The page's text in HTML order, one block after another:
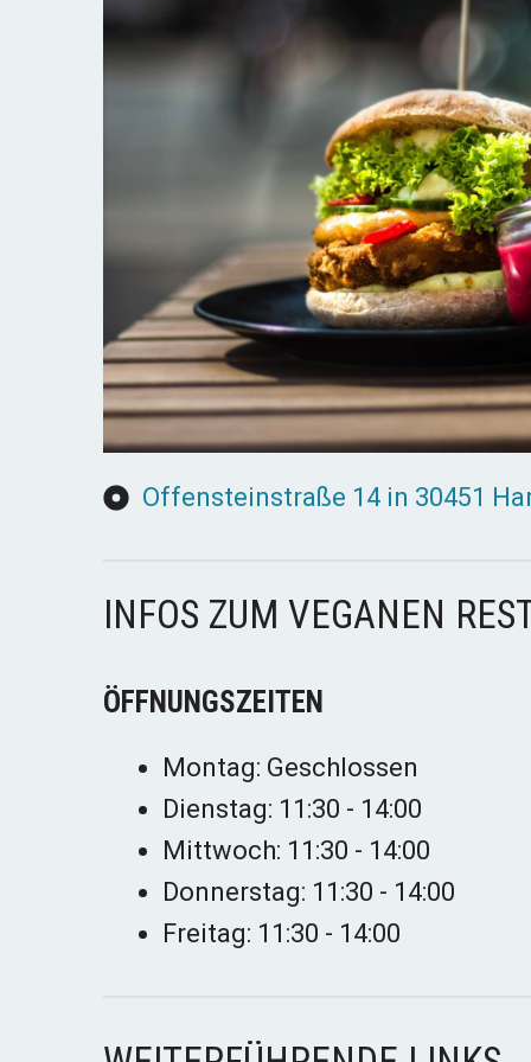
Offensteinstraße 14 in 30451
INFOS ZUM VEGANEN
ÖFFNUNGSZEITEN
Montag: Geschlossen
Dienstag: 11:30 - 14:00
Mittwoch: 11:30 - 14:00
Donnerstag: 11:30 - 14:00
Freitag: 11:30 - 14:00